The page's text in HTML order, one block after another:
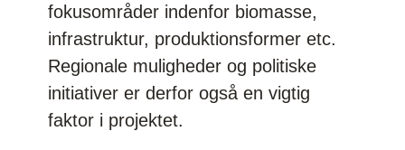
fokusområder indenfor biomasse,
infrastruktur, produktionsformer etc.
Regionale muligheder og politiske
initiativer er derfor også en vigtig
faktor i projektet.